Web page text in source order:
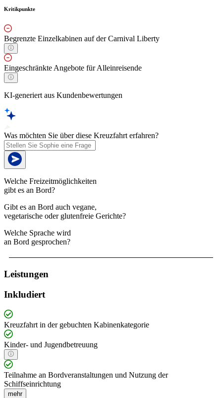
Kritikpunkte
Begrenzte Einzelkabinen auf der Carnival Liberty
Eingeschränkte Angebote für Alleinreisende
KI-generiert aus Kundenbewertungen
Was möchten Sie über diese Kreuzfahrt erfahren?
Welche Freizeitmöglichkeiten
gibt es an Bord?
Gibt es an Bord auch vegane,
vegetarische oder glutenfreie Gerichte?
Welche Sprache wird
an Bord gesprochen?
Leistungen
Inkludiert
Kreuzfahrt in der gebuchten Kabinenkategorie
Kinder- und Jugendbetreuung
Teilnahme an Bordveranstaltungen und Nutzung der
Schiffseinrichtung
mehr